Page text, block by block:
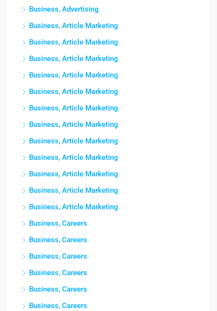
Business, Advertising
Business, Article Marketing
Business, Article Marketing
Business, Article Marketing
Business, Article Marketing
Business, Article Marketing
Business, Article Marketing
Business, Article Marketing
Business, Article Marketing
Business, Article Marketing
Business, Article Marketing
Business, Article Marketing
Business, Article Marketing
Business, Careers
Business, Careers
Business, Careers
Business, Careers
Business, Careers
Business, Careers